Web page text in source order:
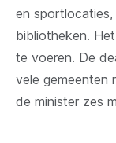
en
bibliotheken.
te voeren. De
vele gemeenten
de minister zes